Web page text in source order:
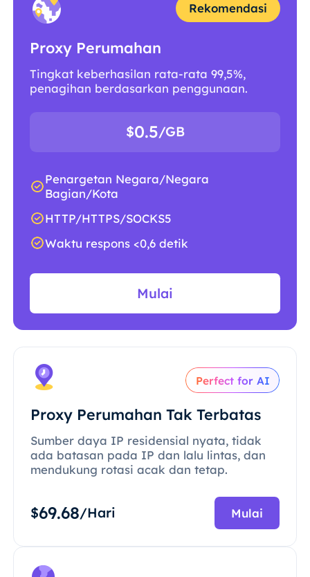
Rekomendasi
Proxy Perumahan
Tingkat keberhasilan rata-rata 99,5%,
penagihan berdasarkan penggunaan.
$0.5/GB
Penargetan Negara/Negara
Bagian/Kota
HTTP/HTTPS/SOCKS5
Waktu respons <0,6 detik
Mulai
Perfect for AI
Proxy Perumahan Tak Terbatas
Sumber daya IP residensial nyata, tidak
ada batasan pada IP dan lalu lintas, dan
mendukung rotasi acak dan tetap.
$69.68/Hari Mulai